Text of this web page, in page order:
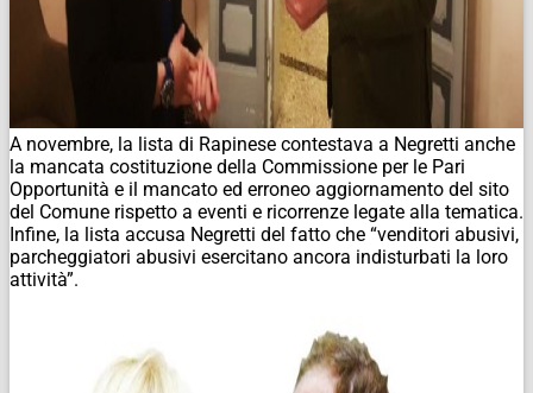
A novembre, la lista di Rapinese contestava a Negretti anche
la mancata costituzione della Commissione per le Pari
Opportunità e il mancato ed erroneo aggiornamento del sito
del Comune rispetto a eventi e ricorrenze legate alla tematica.
Infine, la lista accusa Negretti del fatto che “venditori abusivi,
parcheggiatori abusivi esercitano ancora indisturbati la loro
attività”.